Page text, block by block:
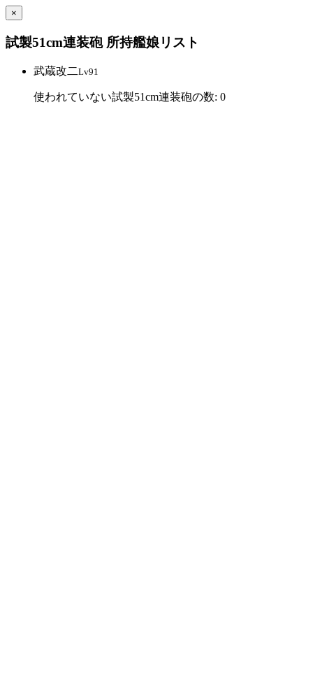
×
試製51cm連装砲 所持艦娘リスト
武蔵改二Lv91
使われていない試製51cm連装砲の数: 0